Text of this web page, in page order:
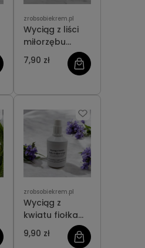
zrobsobiekrem.pl
Wyciąg z liści
miłorzębu
japońskiego
7,90 zł
zrobsobiekrem.pl
Wyciąg z
kwiatu fiołka
trójbarwnego
9,90 zł